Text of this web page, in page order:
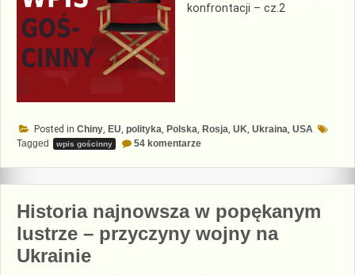
konfrontacji – cz.2
Posted in Chiny, EU, polityka, Polska, Rosja, UK, Ukraina, USA
Tagged
wpis gościnny 54 komentarzedo
Ukrainie
motywy
Historia najnowsza w popękanym
lustrze – przyczyny wojny na
Ukrainie